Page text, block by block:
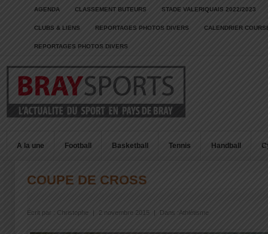
AGENDA CLASSEMENT BUTEURS STADE VALERIQUAIS 2022/2023
CLUBS & LIENS REPORTAGES PHOTOS DIVERS CALENDRIER
REPORTAGES PHOTOS DIVERS
A la une Football Basketball Tennis Handball
COUPE DE CROSS
Écrit par : Christophe 2 novembre 2015 | Dans : Athlétisme